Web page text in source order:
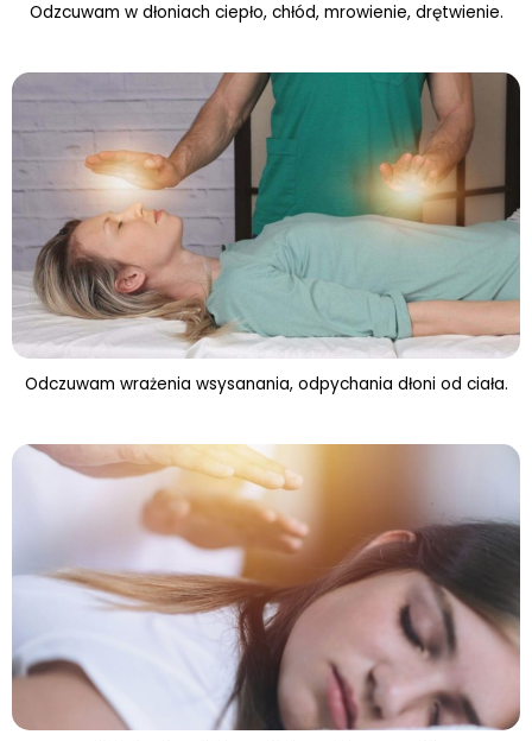
Odzcuwam w dłoniach ciepło, chłód, mrowienie, drętwienie.
Odczuwam wrażenia wsysanania, odpychania dłoni od ciała.